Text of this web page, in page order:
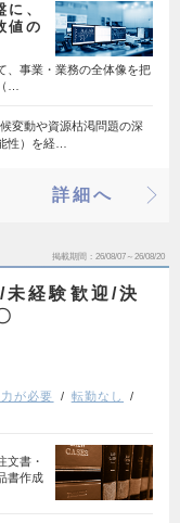
、
値の
、事業・業務の全体像を把
…
変動や資源枯渇問題の深
性）を経…
詳細へ
掲載期間 26/08/07～26/08/20
未経験歓迎/決
が必要
転勤なし
文書・
書作成